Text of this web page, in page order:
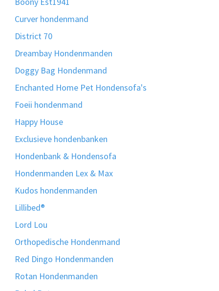
Curver hondenmand
District 70
Dreambay Hondenmanden
Doggy Bag Hondenmand
Enchanted Home Pet Hondensofa's
Foeii hondenmand
Happy House
Exclusieve hondenbanken
Hondenbank & Hondensofa
Hondenmanden Lex & Max
Kudos hondenmanden
Lillibed®
Lord Lou
Orthopedische Hondenmand
Red Dingo Hondenmanden
Rotan Hondenmanden